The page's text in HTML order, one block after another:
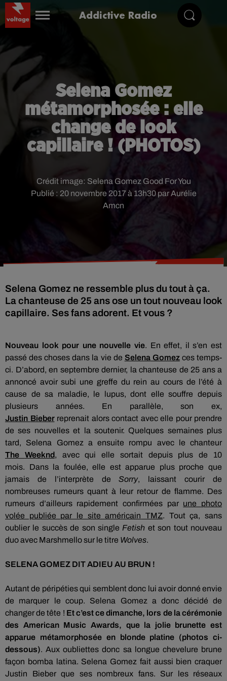
Addictive Radio
Selena Gomez
métamorphosée : elle
change de look
capillaire ! (PHOTOS)
Publié : 20 novembre 2017 à 13h30 par Aurélie
Amcn
Crédit image: Selena Gomez Good For You
Selena Gomez ne ressemble plus du tout à ça.
La chanteuse de 25 ans ose un tout nouveau look
capillaire. Ses fans adorent. Et vous ?
Nouveau look pour une nouvelle vie. En effet, il s’en est
passé des choses dans la vie de SelenaGomezces temps-
ci. D’abord, en septembre dernier, la chanteuse de 25 ans a
annoncé avoir subi une greffe du rein au cours de l’été à
cause de sa maladie, le lupus, dont elle souffre depuis
plusieurs années.
En parallèle, son ex,
Justin Bieber reprenait alors contact avec elle pour prendre
de ses nouvelles et la soutenir. Quelques semaines plus
tard,
Selena
Gomez a ensuite rompu avec le chanteur
The Weeknd, avec qui elle sortait depuis plus de 10
mois.
Dans la foulée, elle est apparue plus proche que
jamais de l’interprète de
Sorry, laissant courir de
nombreuses rumeurs quant à leur retour de flamme. Des
rumeurs d’ailleurs rapidement confirmées par une photo
volée publiée par le site américain TMZ. Tout ça, sans
oublier le succès de son single Fetish et son tout nouveau
duo avec Marshmellosur le titre Wolves.
SELENA GOMEZ DIT ADIEU AU BRUN !
Autant de péripéties qui semblent donc lui avoir donné envie
de marquer le coup.
Selena
Gomez a donc décidé de
changer de tête ! Et c’est ce dimanche, lors de la cérémonie
des American Music Awards, que la jolie brunette est
apparue métamorphosée en blonde platine (photos ci-
dessous). Aux oubliettes donc sa longue chevelure brune
façon bomba latina. Selena Gomez fait aussi bien craquer
Justin
Bieber que ses nombreux fans.
Sur les réseaux